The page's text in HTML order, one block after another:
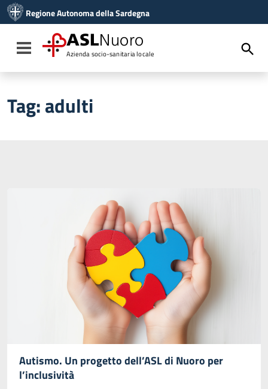
Vai al menu di navigazione
Vai al footer
Regione Autonoma della Sardegna
Toggle navigation
ASLNuoro
Azienda socio-sanitaria locale
Tag:adulti
Autismo. Un progetto dell’ASL di Nuoro per
l’inclusività